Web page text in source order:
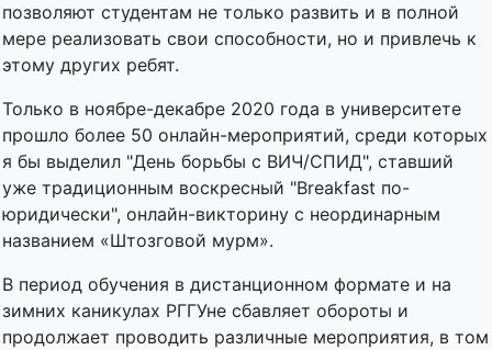
позволяют студентам не только развить и в полной
мере реализовать свои способности, но и привлечь к
этому других ребят.
Только в ноябре-декабре 2020 года в университете
прошло более 50 онлайн-мероприятий, среди которых
я бы выделил "День борьбы с ВИЧ/СПИД", ставший
уже традиционным воскресный "Breakfast по-
юридически", онлайн-викторину с неординарным
названием «Штозговой мурм».
В период обучения в дистанционном формате и на
зимних каникулах РГГУне сбавляет обороты и
продолжает проводить различные мероприятия, в том